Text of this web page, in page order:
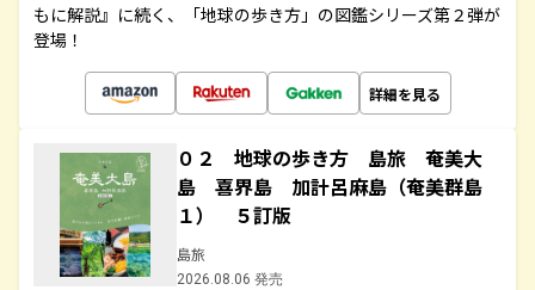
もに解説』に続く、「地球の歩き方」の図鑑シリーズ第２弾が
登場！
詳細を見る
０２ 地球の歩き方 島旅 奄美大
島 喜界島 加計呂麻島（奄美群島
１） ５訂版
島旅
2026.08.06 発売